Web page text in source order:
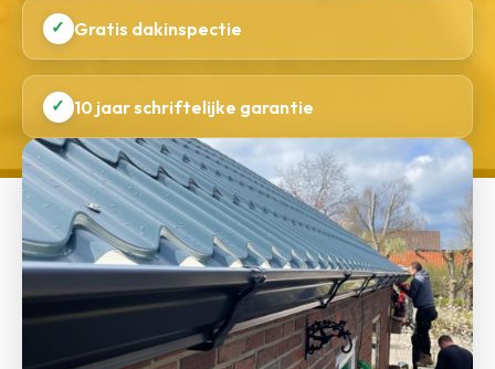
✓ Gratis dakinspectie
✓ 10 jaar schriftelijke garantie